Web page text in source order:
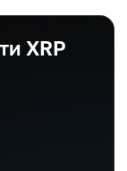
XRP